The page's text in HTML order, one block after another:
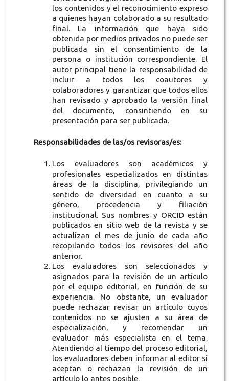
los contenidos y el reconocimiento expreso
a quienes hayan colaborado a su resultado
final. La información que haya sido
obtenida por medios privados no puede ser
publicada sin el consentimiento de la
persona o institución correspondiente. El
autor principal tiene la responsabilidad de
incluir a todos los coautores y
colaboradores y garantizar que todos ellos
han revisado y aprobado la versión final
del documento, consintiendo en su
presentación para ser publicada.
Responsabilidades de las/os revisoras/es:
Los evaluadores son académicos y
profesionales especializados en distintas
áreas de la disciplina, privilegiando un
sentido de diversidad en cuanto a su
género, procedencia y filiación
institucional. Sus nombres y ORCID están
publicados en sitio web de la revista y se
actualizan el mes de junio de cada año
recopilando todos los revisores del año
anterior.
Los evaluadores son seleccionados y
asignados para la revisión de un artículo
por el equipo editorial, en función de su
experiencia. No obstante, un evaluador
puede rechazar revisar un artículo cuyos
contenidos no se ajusten a su área de
especialización, y recomendar un
evaluador más especialista en el tema.
Atendiendo al tiempo del proceso editorial,
los evaluadores deben informar al editor si
aceptan o rechazan la revisión de un
artículo lo antes posible.